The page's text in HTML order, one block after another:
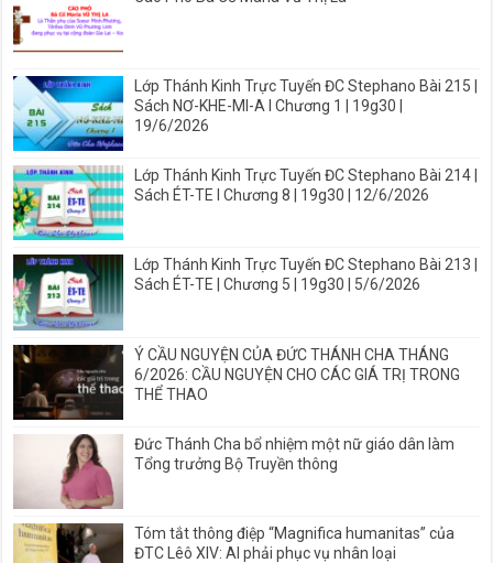
Lớp Thánh Kinh Trực Tuyến ĐC Stephano Bài 215 |
Sách NƠ-KHE-MI-A I Chương 1 | 19g30 |
19/6/2026
Lớp Thánh Kinh Trực Tuyến ĐC Stephano Bài 214 |
Sách ÉT-TE I Chương 8 | 19g30 | 12/6/2026
Lớp Thánh Kinh Trực Tuyến ĐC Stephano Bài 213 |
Sách ÉT-TE | Chương 5 | 19g30 | 5/6/2026
Ý CẦU NGUYỆN CỦA ĐỨC THÁNH CHA THÁNG
6/2026: CẦU NGUYỆN CHO CÁC GIÁ TRỊ TRONG
THỂ THAO
Đức Thánh Cha bổ nhiệm một nữ giáo dân làm
Tổng trưởng Bộ Truyền thông
Tóm tắt thông điệp “Magnifica humanitas” của
ĐTC Lêô XIV: AI phải phục vụ nhân loại